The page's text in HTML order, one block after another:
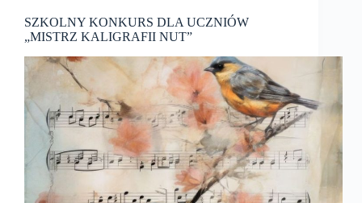
SZKOLNY KONKURS DLA UCZNIÓW
„MISTRZ KALIGRAFII NUT”